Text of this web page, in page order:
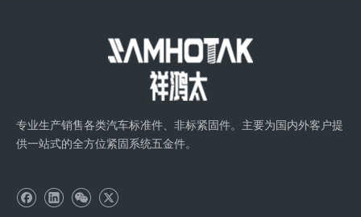
专业生产销售各类汽车标准件、非标紧固件。主要为国内外客户提
供一站式的全方位紧固系统五金件。